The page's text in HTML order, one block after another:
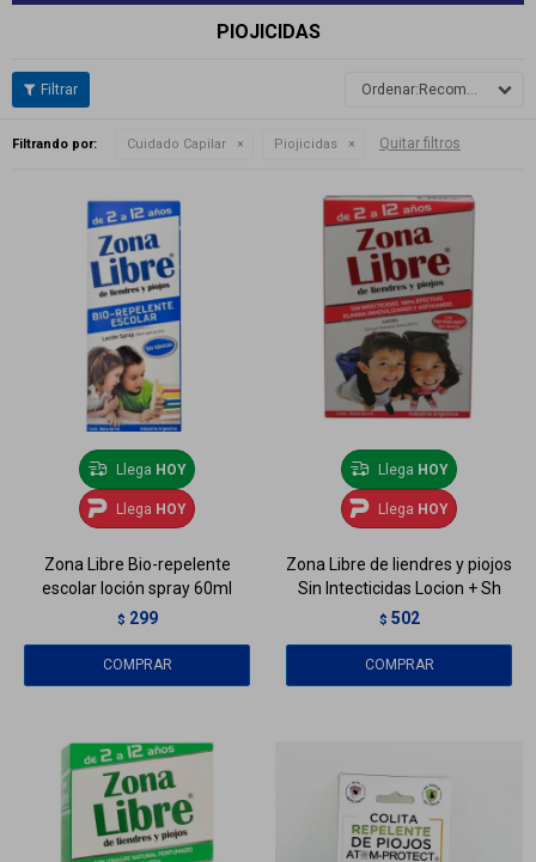
PIOJICIDAS
Recomendados
Filtrando por: Cuidado Capilar Piojicidas Quitar filtros
Llega HOY
Llega HOY
Zona Libre Bio-repelente
escolar loción spray 60ml
$ 299
Llega HOY
Llega HOY
Zona Libre de liendres y piojos
Sin Intecticidas Locion + Sh
$ 502